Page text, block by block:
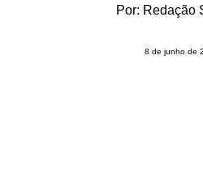
Por: Redação
8 de junho de